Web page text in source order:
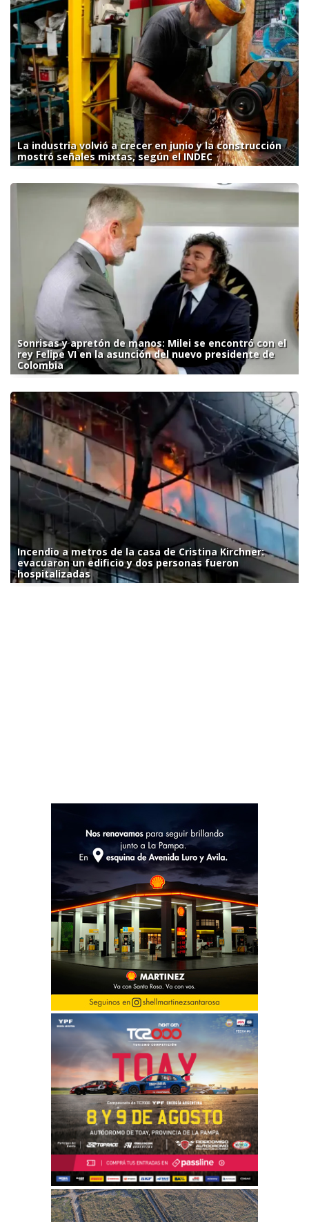
La industria volvió a crecer en junio y la construcción
mostró señales mixtas, según el INDEC
Sonrisas y apretón de manos: Milei se encontró con el
rey Felipe VI en la asunción del nuevo presidente de
Colombia
Incendio a metros de la casa de Cristina Kirchner:
evacuaron un edificio y dos personas fueron
hospitalizadas